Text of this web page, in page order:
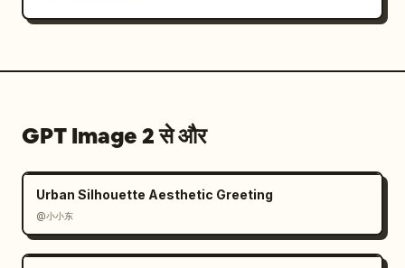
GPT Image 2 से और
Urban Silhouette Aesthetic Greeting
@小小东